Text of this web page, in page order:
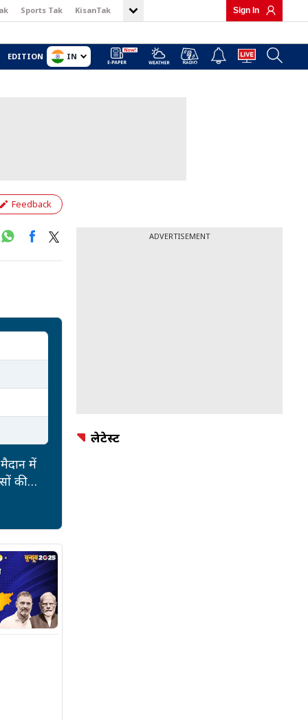
Sports Tak KisanTak Sign In
EDITION IN
Feedback
में
की
ADVERTISEMENT
लेटेस्ट